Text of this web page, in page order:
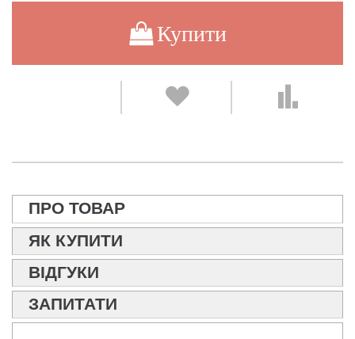
Купити
ПРО ТОВАР
ЯК КУПИТИ
ВІДГУКИ
ЗАПИТАТИ